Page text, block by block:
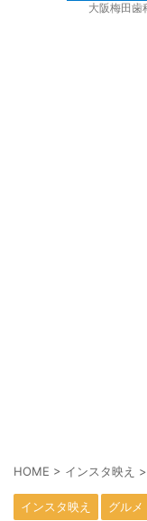
大阪梅田歯
HOME > インスタ映え >
インスタ映え グルメ